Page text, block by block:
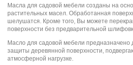
Масла для садовой мебели созданы на
растительных масел. Обработанная
шелушатся. Кроме того, Вы можете
поверхности без предварительной
Масло для садовой мебели предназначено
защиты деревянной поверхности,
атмосферной нагрузке.